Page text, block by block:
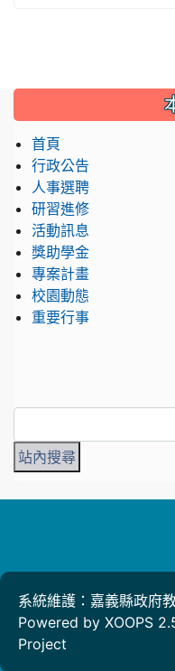
首頁
行政公告
人事選聘
研習進修
活動訊息
獎助學金
專案計畫
校園動態
重要行事
系統維護：嘉義縣政府
Powered by XOOPS
Project